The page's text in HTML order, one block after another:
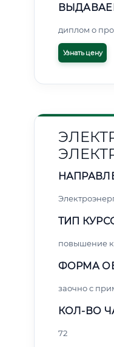
диплом о
Узнать цену
ТИП
повышение
ФОРМА
заочно с
КОЛ-ВО
72